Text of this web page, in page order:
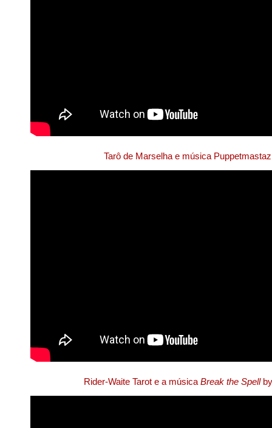
Tarô de Marselha e música
Rider-Waite Tarot e a música Break the Spellby